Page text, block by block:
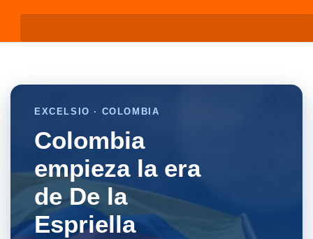
EXCELSIO · COLOMBIA
Colombia
empieza la era
de De la
Espriella